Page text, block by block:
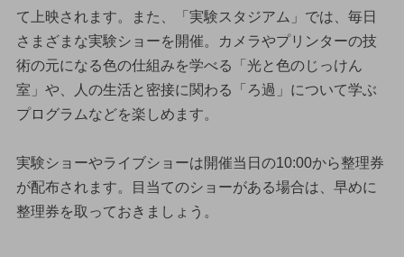
て上映されます。また、「実験スタジアム」では、毎日
さまざまな実験ショーを開催。カメラやプリンターの技
術の元になる色の仕組みを学べる「光と色のじっけん
室」や、人の生活と密接に関わる「ろ過」について学ぶ
プログラムなどを楽しめます。
実験ショーやライブショーは開催当日の10:00から整理券
が配布されます。目当てのショーがある場合は、早めに
整理券を取っておきましょう。